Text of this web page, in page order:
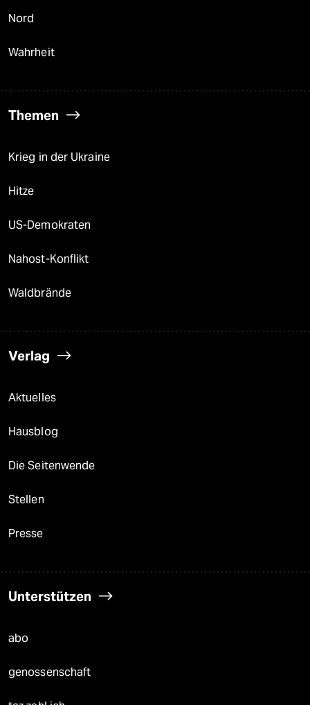
Nord
Wahrheit
Themen
Krieg in der Ukraine
Hitze
US-Demokraten
Nahost-Konflikt
Waldbrände
Verlag
Aktuelles
Hausblog
Die Seitenwende
Stellen
Presse
Unterstützen
abo
genossenschaft